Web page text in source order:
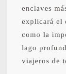
enclaves
explicará el
como la
lago
viajeros de